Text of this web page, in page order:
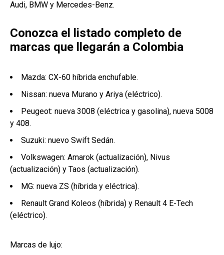
Audi, BMW y Mercedes-Benz.
Conozca el listado completo de
marcas que llegarán a Colombia
Mazda: CX-60 híbrida enchufable.
Nissan: nueva Murano y Ariya (eléctrico).
Peugeot: nueva 3008 (eléctrica y gasolina), nueva 5008
y 408.
Suzuki: nuevo Swift Sedán.
Volkswagen: Amarok (actualización), Nivus
(actualización) y Taos (actualización).
MG: nueva ZS (híbrida y eléctrica).
Renault Grand Koleos (híbrida) y Renault 4 E-Tech
(eléctrico).
Marcas de lujo: